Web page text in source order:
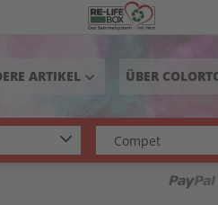
ARTIKEL keyboard_arrow_down ÜBER